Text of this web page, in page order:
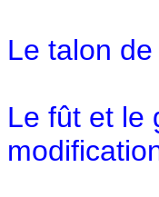
Le talon
Le fût et le